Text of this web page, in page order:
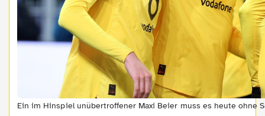
Ein im Hinspiel unübertroffener Maxi Beier muss es heute ohne